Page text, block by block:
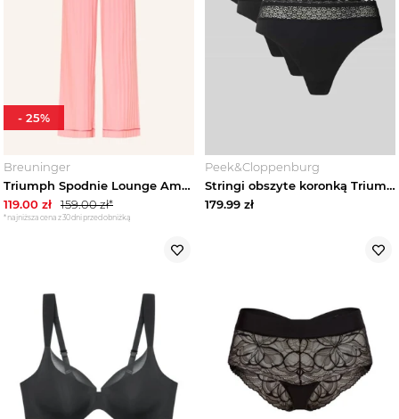
Breuninger
Triumph Spodnie Lounge Amourette Jacquard rosa różowy
119.00 zł 159.00zł*
*najniższa cena z 30 dni przed obniżką
- 25%
Peek&Cloppenburg
Stringi obszyte koronką Triumph Czarny
179.99 zł